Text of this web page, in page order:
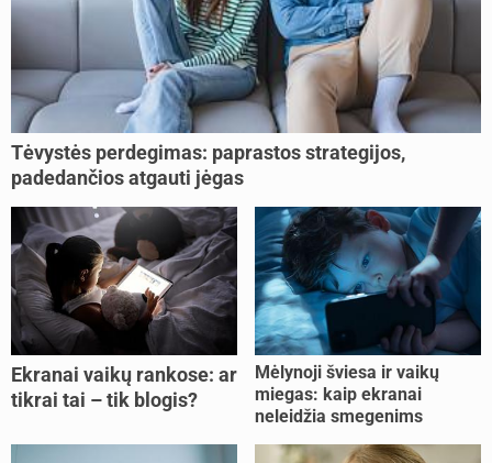
Tėvystės perdegimas: paprastos strategijos,
padedančios atgauti jėgas
Ekranai vaikų rankose: ar
tikrai tai – tik blogis?
Mėlynoji šviesa ir vaikų
miegas: kaip ekranai
neleidžia smegenims